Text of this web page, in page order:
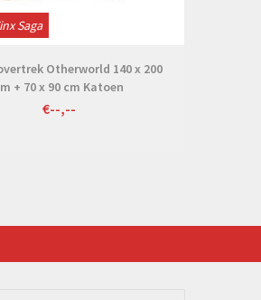
Saga
Otherworld 140 x 200
+ 70 x 90 cm Katoen
€--,--